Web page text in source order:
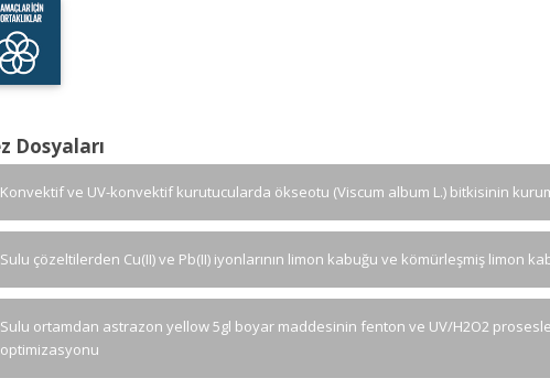
Dosyaları
Konvektif ve UV-konvektif kurutucularda ökseotu (Viscum album L.) bitkisinin
Sulu çözeltilerden Cu(II) ve Pb(II) iyonlarının limon kabuğu ve kömürleşmiş limon
Sulu ortamdan astrazon yellow 5gl boyar maddesinin fenton ve UV/H2O2
optimizasyonu